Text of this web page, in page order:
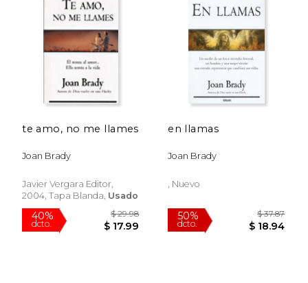
50%
dcto. $ 39.21
50%
dcto.
te amo, no me llames
Joan Brady
Javier Vergara Editor,
2004, Tapa Blanda, Usado
en llamas
Joan Brady
, Nuevo